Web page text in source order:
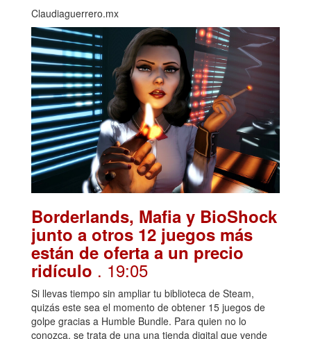
Claudiaguerrero.mx
Borderlands, Mafia y BioShock
junto a otros 12 juegos más
están de oferta a un precio
ridículo . 19:05
Si llevas tiempo sin ampliar tu biblioteca de Steam,
quizás este sea el momento de obtener 15 juegos de
golpe gracias a Humble Bundle. Para quien no lo
conozca, se trata de una una tienda digital que vende